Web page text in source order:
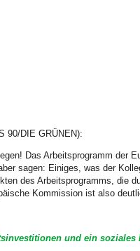
90/DIE GRÜNEN):
Das Arbeitsprogramm der
sagen: Einiges, was der
des Arbeitsprogramms, die
Kommission ist also
und ein soziales